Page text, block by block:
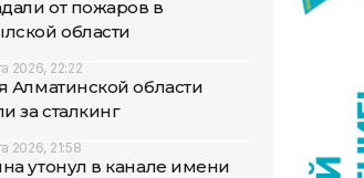
от пожаров в
области
2026, 22:22
Алматинской области
за сталкинг
2026, 21:58
утонул в канале имени